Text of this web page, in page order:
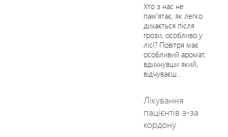
Хто з нас не
пам’ятає, як легко
дихається після
грози, особливо у
лісі? Повітря має
особливий аромат,
вдихнувши який,
відчуваєш...
Лікування
пацієнтів з-за
кордону